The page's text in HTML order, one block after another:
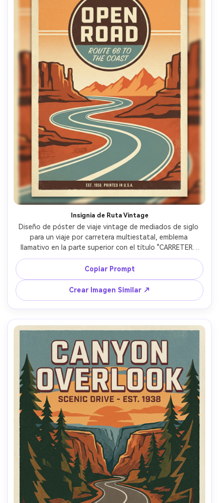
Insignia de Ruta Vintage
Diseño de póster de viaje vintage de mediados de siglo
para un viaje por carretera multiestatal, emblema
llamativo en la parte superior con el título "CARRETERA
ABIERTA" y subtítulo "Ruta 66 a la Costa", autopista
ilustrada simplificada serpenteando entre mesetas del
desierto y montañas lejanas, paleta de colores limitada
(naranja atardecer, turquesa polvorienta, crema),
sombreado sutil a medio tono, textura de serigrafía,
formas vectoriales limpias, composición centrada con
tipografía grande y línea de fecha pequeña abajo, diseño
gráfico listo para imprimir, lente de 85mm, profundidad de
campo reducida --ar 4:5
Copiar Prompt
Crear Imagen Similar ↗